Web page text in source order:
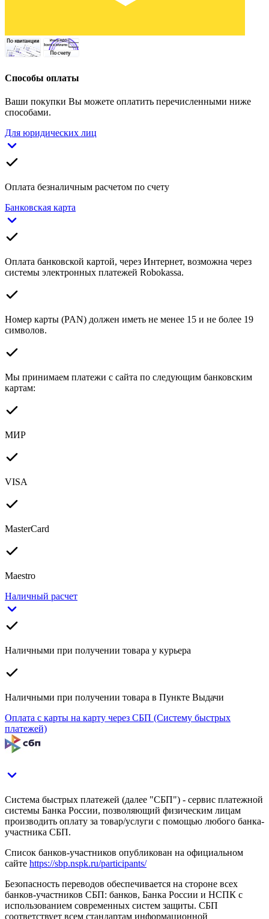
Способы оплаты
Ваши покупки Вы можете оплатить перечисленными ниже
способами.
Для юридических лиц
Оплата безналичным расчетом по счету
Банковская карта
Оплата банковской картой, через Интернет, возможна через
системы электронных платежей Robokassa.
Номер карты (PAN) должен иметь не менее 15 и не более 19
символов.
Мы принимаем платежи с сайта по следующим банковским
картам:
МИР
VISA
MasterCard
Maestro
Наличный расчет
Наличными при получении товара у курьера
Наличными при получении товара в Пункте Выдачи
Оплата с карты на карту через СБП (Систему быстрых
платежей)
Система быстрых платежей (далее "СБП") - сервис платежной
системы Банка России, позволяющий физическим лицам
производить оплату за товар/услуги с помощью любого банка-
участника СБП.
Список банков-участников опубликован на официальном
сайте https://sbp.nspk.ru/participants/
Безопасность переводов обеспечивается на стороне всех
банков-участников СБП: банков, Банка России и НСПК с
использованием современных систем защиты. СБП
соответствует всем стандартам информационной